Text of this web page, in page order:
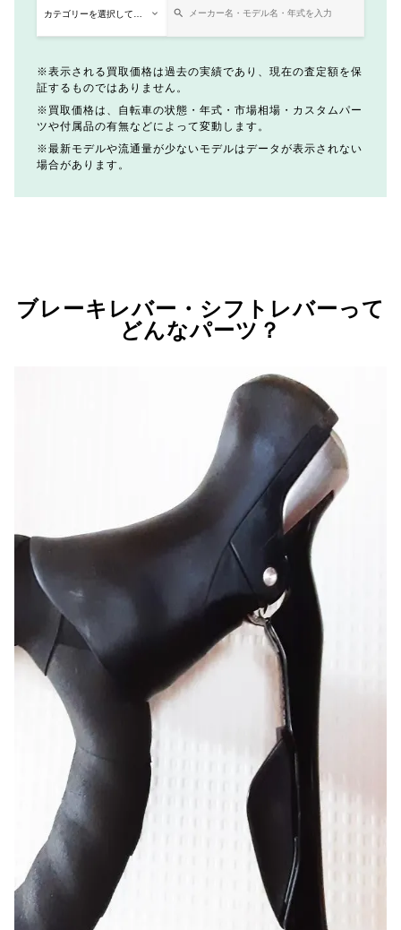
表示される買取価格は過去の実績であり、現在の査定額を保
証するものではありません。
買取価格は、自転車の状態・年式・市場相場・カスタムパー
ツや付属品の有無などによって変動します。
最新モデルや流通量が少ないモデルはデータが表示されない
場合があります。
ブレーキレバー・シフトレバーって
どんなパーツ？